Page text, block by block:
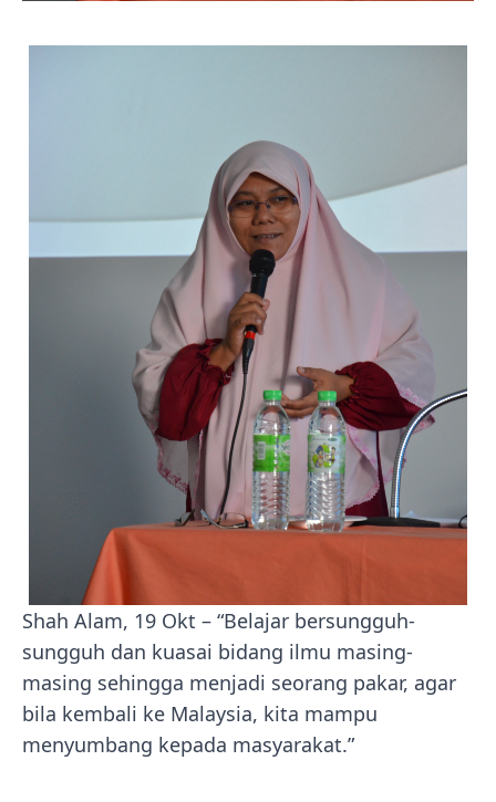
Shah Alam, 19 Okt – “Belajar bersungguh-
sungguh dan kuasai bidang ilmu masing-
masing sehingga menjadi seorang pakar, agar
bila kembali ke Malaysia, kita mampu
menyumbang kepada masyarakat.”